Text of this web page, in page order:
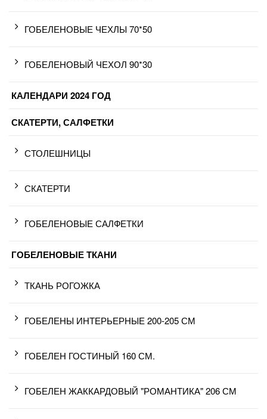
ГОБЕЛЕНОВЫЕ ЧЕХЛЫ 70*50
ГОБЕЛЕНОВЫЙ ЧЕХОЛ 90*30
КАЛЕНДАРИ 2024 ГОД
СКАТЕРТИ, САЛФЕТКИ
СТОЛЕШНИЦЫ
СКАТЕРТИ
ГОБЕЛЕНОВЫЕ САЛФЕТКИ
ГОБЕЛЕНОВЫЕ ТКАНИ
ТКАНЬ РОГОЖКА
ГОБЕЛЕНЫ ИНТЕРЬЕРНЫЕ 200-205 СМ
ГОБЕЛЕН ГОСТИНЫЙ 160 СМ.
ГОБЕЛЕН ЖАККАРДОВЫЙ "РОМАНТИКА" 206 СМ